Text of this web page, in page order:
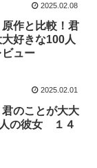
2025.02.08
原作と比較！君
好きな100人
ュー
2025.02.01
君のことが大大
の彼女 １４